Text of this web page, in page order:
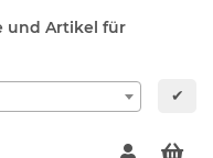
und Artikel für
✔